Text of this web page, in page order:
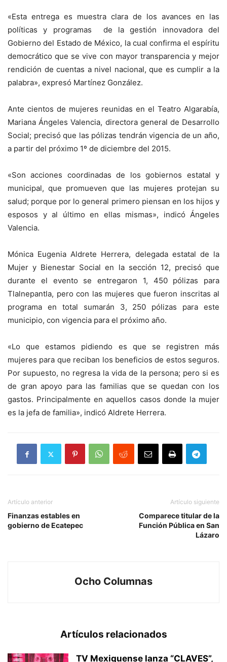
«Esta entrega es muestra clara de los avances en las
políticas y programas de la gestión innovadora del
Gobierno del Estado de México, la cual confirma el espíritu
democrático que se vive con mayor transparencia y mejor
rendición de cuentas a nivel nacional, que es cumplir a la
palabra», expresó Martínez González.
Ante cientos de mujeres reunidas en el Teatro Algarabía,
Mariana Ángeles Valencia, directora general de Desarrollo
Social; precisó que las pólizas tendrán vigencia de un año,
a partir del próximo 1º de diciembre del 2015.
«Son acciones coordinadas de los gobiernos estatal y
municipal, que promueven que las mujeres protejan su
salud; porque por lo general primero piensan en los hijos y
esposos y al último en ellas mismas», indicó Ángeles
Valencia.
Mónica Eugenia Aldrete Herrera, delegada estatal de la
Mujer y Bienestar Social en la sección 12, precisó que
durante el evento se entregaron 1, 450 pólizas para
Tlalnepantla, pero con las mujeres que fueron inscritas al
programa en total sumarán 3, 250 pólizas para este
municipio, con vigencia para el próximo año.
«Lo que estamos pidiendo es que se registren más
mujeres para que reciban los beneficios de estos seguros.
Por supuesto, no regresa la vida de la persona; pero si es
de gran apoyo para las familias que se quedan con los
gastos. Principalmente en aquellos casos donde la mujer
es la jefa de familia», indicó Aldrete Herrera.
Artículo anterior
Finanzas estables en
gobierno de Ecatepec
Artículo siguiente
Comparece titular de la
Función Pública en San
Lázaro
Ocho Columnas
Artículos relacionados
TV Mexiquense lanza “CLAVES”,